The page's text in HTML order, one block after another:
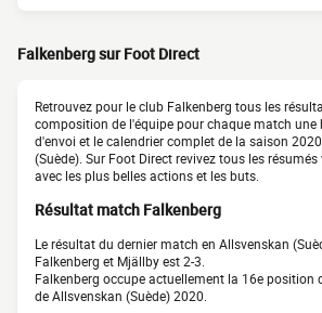
Falkenberg sur Foot Direct
Retrouvez pour le club Falkenberg tous les
composition de l'équipe pour chaque match une
d'envoi et le calendrier complet de la saison
(Suède). Sur Foot Direct revivez tous les
avec les plus belles actions et les buts.
Résultat match Falkenberg
Le résultat du dernier match en Allsvenskan
Falkenberg et Mjällby est 2-3.
Falkenberg occupe actuellement la 16e position
de Allsvenskan (Suède) 2020.